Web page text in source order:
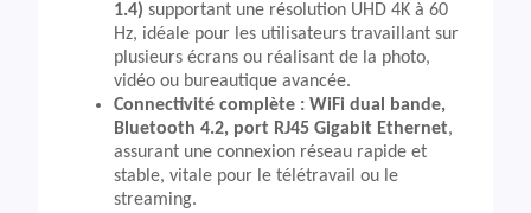
1.4) supportant une résolution UHD 4K à 60
Hz, idéale pour les utilisateurs travaillant sur
plusieurs écrans ou réalisant de la photo,
vidéo ou bureautique avancée.
Connectivité complète : WiFi dual bande,
Bluetooth 4.2, port RJ45 Gigabit Ethernet,
assurant une connexion réseau rapide et
stable, vitale pour le télétravail ou le
streaming.